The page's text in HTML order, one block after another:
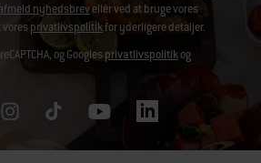
afmeld nyhedsbreveller ved at bruge vores
privatlivspolitikfor yderligere detaljer.
og Googlesprivatlivspolitikog